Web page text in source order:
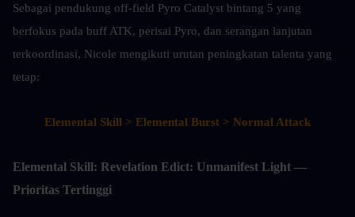
Sebagai pendukung off-field Pyro Catalyst bintang 5 yang
berfokus pada buff ATK, perisai Pyro, dan serangan lanjutan
terkoordinasi, Nicole mengikuti urutan peningkatan talenta yang
tetap:
Elemental Skill > Elemental Burst > Normal Attack
Elemental Skill: Revelation Edict: Unmanifest Light —
Prioritas Tertinggi